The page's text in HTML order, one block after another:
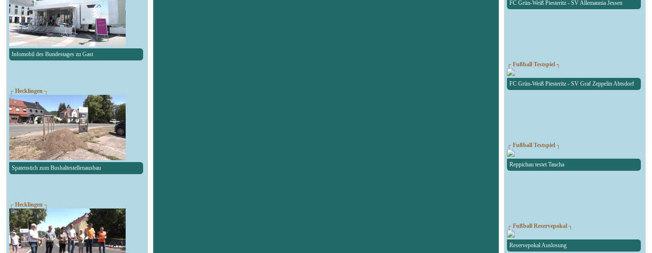
Infomobil des Bundestages zu Gast
┌ Hecklingen ┐
Spatenstich zum Bushaltestellenausbau
┌ Hecklingen ┐
FC Grün-Weiß Piesteritz - SV Allemannia Jessen
┌ Fußball Testspiel ┐
FC Grün-Weiß Piesteritz - SV Graf Zeppelin Abtsdorf
┌ Fußball Testspiel ┐
Reppichau testet Taucha
┌ Fußball Reservepokal ┐
Reservepokal Auslosung